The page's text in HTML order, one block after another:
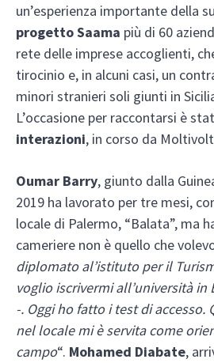
un’esperienza importante della
progetto Saama più di 60
rete delle imprese accoglienti,
tirocinio e, in alcuni casi, un
minori stranieri soli giunti in
L’occasione per raccontarsi è
interazioni, in corso da
Oumar Barry, giunto dalla
2019 ha lavorato per tre mesi,
locale di Palermo, “Balata”, ma
cameriere non è quello che
diplomato al’istituto per il
voglio iscrivermi all’università in
-. Oggi ho fatto i test di accesso.
nel locale mi è servita come
campo“. Mohamed Diabate,